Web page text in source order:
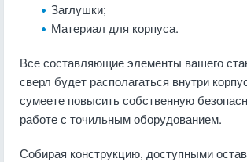
Заглушки;
Материал для корпуса.
Все составляющие элементы вашего
сверл будет располагаться внутри
сумеете повысить собственную
работе с точильным оборудованием.
Собирая конструкцию, доступными